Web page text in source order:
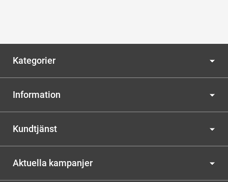
Kategorier
Information
Kundtjänst
Aktuella kampanjer